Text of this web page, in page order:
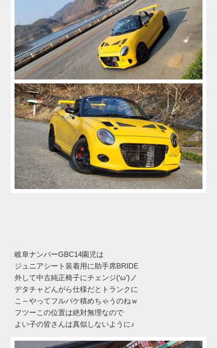
岐阜ナンバーGBC14園児は
ジュニアシート装着用に助手席BRIDE
外して中古純正椅子にチェンジ(‘ω’)ノ
デタチャどんがら仕様だとトランクに
こ～やってフルバケ積めちゃうのねｗ
フツーこの位置は絶対無理なので
よい子の皆さんは真似しないように♪